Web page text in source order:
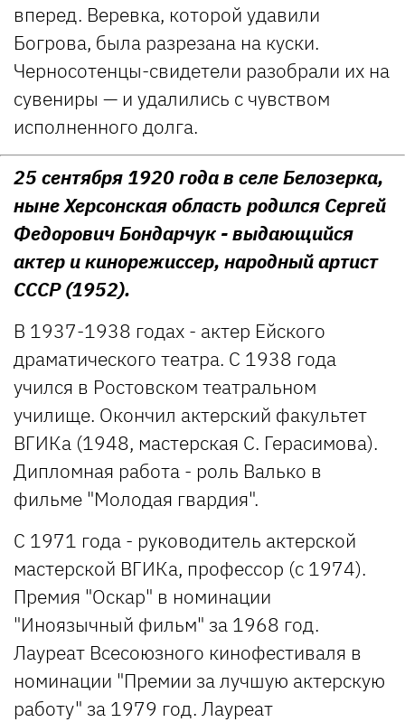
вперед. Веревка, которой удавили
Богрова, была разрезана на куски.
Черносотенцы-свидетели разобрали их на
сувениры — и удалились с чувством
исполненного долга.
25 сентября 1920 года в селе Белозерка,
ныне Херсонская область родился Сергей
Федорович Бондарчук - выдающийся
актер и кинорежиссер, народный артист
СССР (1952).
В 1937-1938 годах - актер Ейского
драматического театра. С 1938 года
учился в Ростовском театральном
училище. Окончил актерский факультет
ВГИКа (1948, мастерская С. Герасимова).
Дипломная работа - роль Валько в
фильме "Молодая гвардия".
С 1971 года - руководитель актерской
мастерской ВГИКа, профессор (с 1974).
Премия "Оскар" в номинации
"Иноязычный фильм" за 1968 год.
Лауреат Всесоюзного кинофестиваля в
номинации "Премии за лучшую актерскую
работу" за 1979 год. Лауреат